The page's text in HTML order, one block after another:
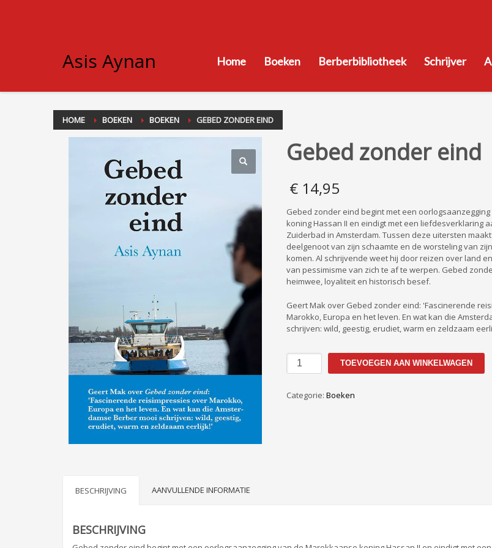
Asis Aynan Home Boeken Berberbibliotheek Schrijver
HOME BOEKEN BOEKEN GEBED ZONDER EIND
Gebed zonder eind
€14,95
Gebed zonder eind begint met een
koning Hassan II en eindigt met een liefdesverklaring
Zuiderbad in Amsterdam. Tussen deze uitersten
deelgenoot van zijn schaamte en de worsteling van
komen. Al schrijvende weet hij door reizen over land
van pessimisme van zich te af te werpen. Gebed
heimwee, loyaliteit en historisch besef.
Geert Mak over Gebed zonder eind: 'Fascinerende
Marokko, Europa en het leven. En wat kan die
schrijven: wild, geestig, erudiet, warm en zeldzaam
Gebed
zonder
aantal
TOEVOEGEN AAN WINKELWAGEN
Categorie: Boeken
BESCHRIJVING AANVULLENDE INFORMATIE
BESCHRIJVING